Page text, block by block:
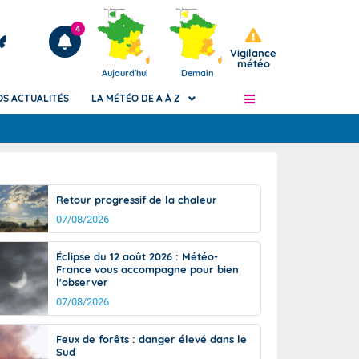
Articles
4
Aujourd'hui Demain
Vigilance
météo
de
Phénomènes dangereux de J+2 à J+7
Avertissement pluies intenses à l'échelle
des communes (Apic)
Bulletins Marine
Bulletins d'estimation du risque
d'avalanche
Météo des forêts
Vigicrues
ACTUALITÉS LA MÉTÉO DE A À Z
Retour progressif de la chaleur
07/08/2026
Éclipse du 12 août 2026 : Météo-
France vous accompagne pour bien
l'observer
07/08/2026
Feux de forêts : danger élevé dans le
Sud